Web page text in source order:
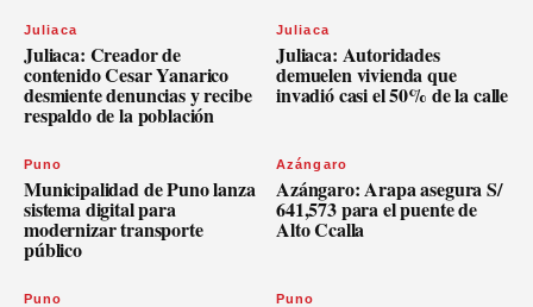
Juliaca
Juliaca: Creador de
contenido Cesar Yanarico
desmiente denuncias y recibe
respaldo de la población
Juliaca
Juliaca: Autoridades
demuelen vivienda que
invadió casi el 50% de la calle
Puno
Municipalidad de Puno lanza
sistema digital para
modernizar transporte
público
Azángaro
Azángaro: Arapa asegura S/
641,573 para el puente de
Alto Ccalla
Puno Puno